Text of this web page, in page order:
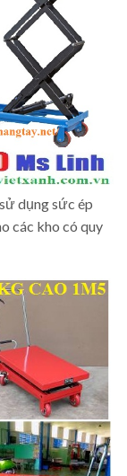
dụng sức ép
các kho có quy